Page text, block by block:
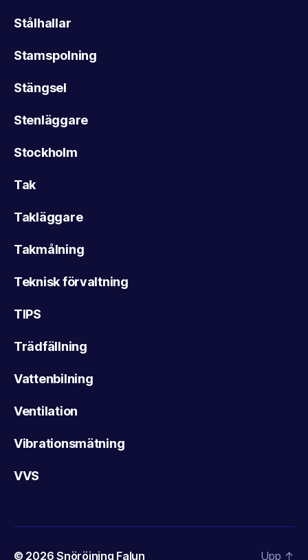
Stålhallar
Stamspolning
Stängsel
Stenläggare
Stockholm
Tak
Takläggare
Takmålning
Teknisk förvaltning
TIPS
Trädfällning
Vattenbilning
Ventilation
Vibrationsmätning
VVS
© 2026Snöröjning Falun Upp ↑